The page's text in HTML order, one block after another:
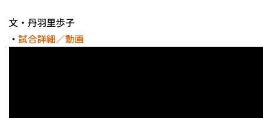
文・丹羽里歩子
・ 試合詳細／動画